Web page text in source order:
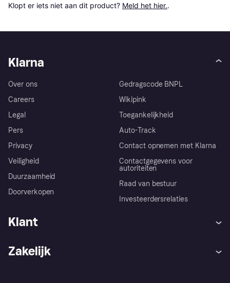
Klopt er iets niet aan dit product? Meld het hier..
Klarna
Over ons
Careers
Legal
Pers
Privacy
Veiligheid
Duurzaamheid
Doorverkopen
Gedragscode BNPL
Wikipink
Toegankelijkheid
Auto-Track
Contact opnemen met Klarna
Contactgegevens voor
autoriteiten
Raad van bestuur
Investeerdersrelaties
Klant
Zakelijk